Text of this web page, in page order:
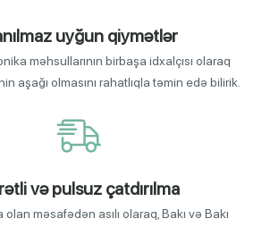
uyğun qiymətlər
məhsullarının birbaşa idxalçısı olaraq
aşağı olmasını rahatlıqla təmin edə bilirik.
və pulsuz çatdırılma
olan məsafədən asılı olaraq, Bakı və Bakı